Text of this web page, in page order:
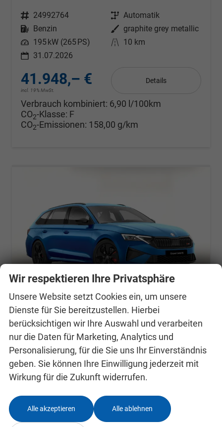
Fahrzeugnr. 24992764 Getriebe Automatik
Kraftstoff
Benzin Außenfarbe graphite grey metallic
Leistung 195 kW (265 PS) Kilometerstand 10 km
31.07.2026
41.948,– €
incl. 19% MwSt.
Details
Verbrauch kombiniert: 6,90 l/100km
CO2-Klasse: F
CO2-Emissionen: 158,00 g/km
Skoda Octavia Combi
RS Pano AHK 360° DCC Matrix Nav
unverbindliche Lieferzeit: 30.10.2026 Fahrzeug mit Tageszulassung
24992768
Automatik
195 kW (265 PS)
31.07.2026
Wir respektieren Ihre Privatsphäre
Unsere Website setzt Cookies ein, um unsere
Dienste für Sie bereitzustellen. Hierbei
berücksichtigen wir Ihre Auswahl und verarbeiten
nur die Daten für Marketing, Analytics und
Personalisierung, für die Sie uns Ihr Einverständnis
geben. Sie können Ihre Einwilligung jederzeit mit
Wirkung für die Zukunft widerrufen.
Alle akzeptieren Alle ablehnen